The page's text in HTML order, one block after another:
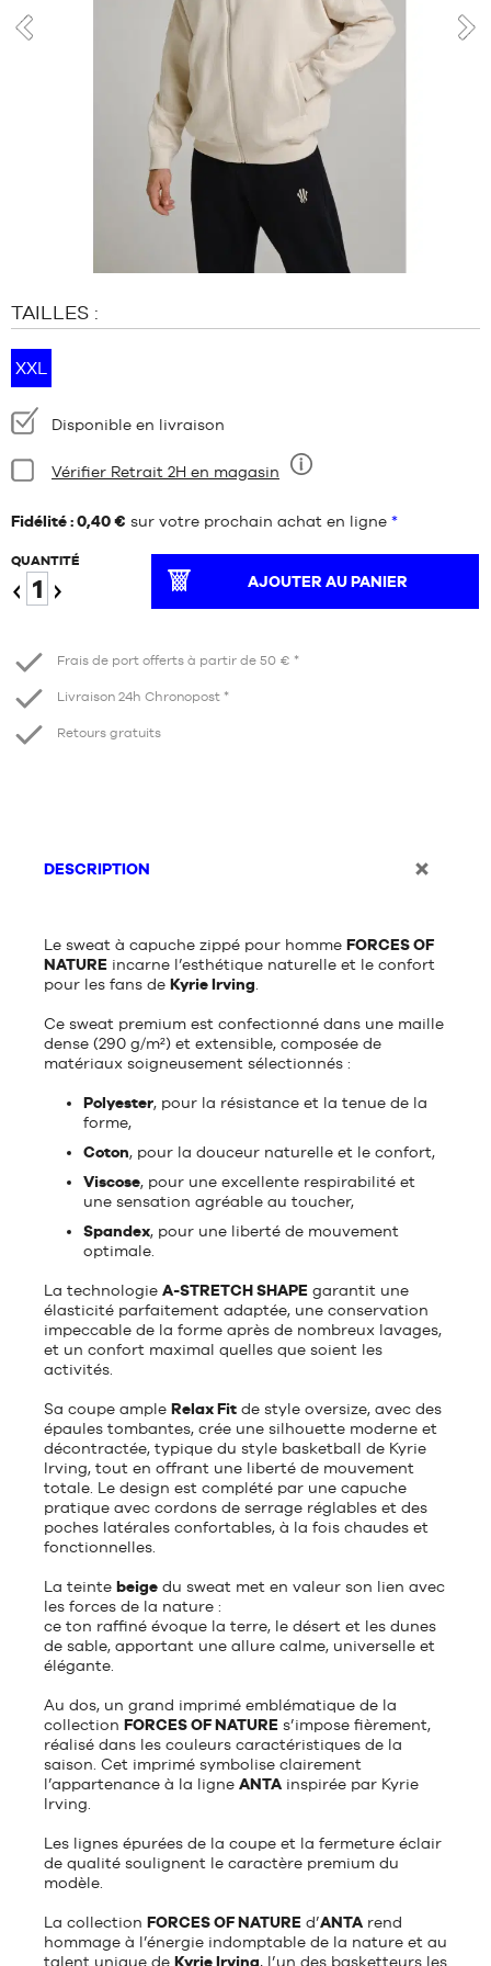
FAQ
Blog
MARQUES
ENFANT
TAILLES :
XXL
Disponibilité
:
Disponible en livraison
Condition:
Neuf
Vérifier Retrait 2H en magasin
Fidélité : 0,40 € sur votre prochain achat en ligne *
QUANTITÉ
AJOUTER AU PANIER
Frais de port offerts à partir de 50 € *
Livraison 24h Chronopost *
Retours gratuits
DESCRIPTION
Le sweat à capuche zippé pour homme FORCES OF
NATURE incarne l’esthétique naturelle et le confort
pour les fans de Kyrie Irving
Ce sweat premium est confectionné dans une maille
dense (290 g/m²) et extensible, composée de
matériaux soigneusement sélectionnés :
Polyester, pour la résistance et la tenue de la
forme,
Coton, pour la douceur naturelle et le confort,
Viscose, pour une excellente respirabilité et
une sensation agréable au toucher,
Spandex, pour une liberté de mouvement
optimale.
La technologie A-STRETCH SHAPE garantit une
élasticité parfaitement adaptée, une conservation
impeccable de la forme après de nombreux lavages,
et un confort maximal quelles que soient les
activités.
Sa coupe ample Relax Fit de style oversize, avec des
épaules tombantes, crée une silhouette moderne et
décontractée, typique du style basketball de Kyrie
Irving, tout en offrant une liberté de mouvement
totale. Le design est complété par une capuche
pratique avec cordons de serrage réglables et des
poches latérales confortables, à la fois chaudes et
fonctionnelles.
La teinte beige du sweat met en valeur son lien avec
les forces de la nature :
ce ton raffiné évoque la terre, le désert et les dunes
de sable, apportant une allure calme, universelle et
élégante.
Au dos, un grand imprimé emblématique de la
collection FORCES OF NATURE s’impose fièrement,
réalisé dans les couleurs caractéristiques de la
saison. Cet imprimé symbolise clairement
l’appartenance à la ligne ANTA inspirée par Kyrie
Irving.
Les lignes épurées de la coupe et la fermeture éclair
de qualité soulignent le caractère premium du
modèle.
La collection FORCES OF NATURE d’ANTA rend
hommage à l’énergie indomptable de la nature et au
talent unique de Kyrie Irving, l’un des basketteurs les